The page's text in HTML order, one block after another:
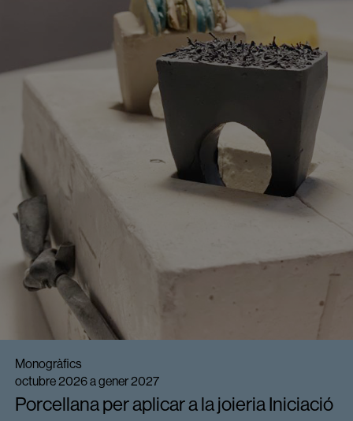
Monogràfics
octubre 2026 a gener 2027
Porcellana per aplicar a la joieria Iniciació